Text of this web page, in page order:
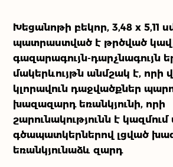
Ինչպե՞ս մեզ գտնել
Մեր գործընկերները
Մեր մասին
Մեր գործունեությունը
Խեցանոթի բեկոր, 3,48 x 5,11
պատրաստված է թրծված
գազարագույն-դարչնագույն
մակերևույթն անմշակ է, որի
կլորավուն դաջվածքներ
խազազարդ եռանկյունի, որի
շարունակությունն է կազմում
գծապատկերներով լցված
եռանկյունաձև զարդ